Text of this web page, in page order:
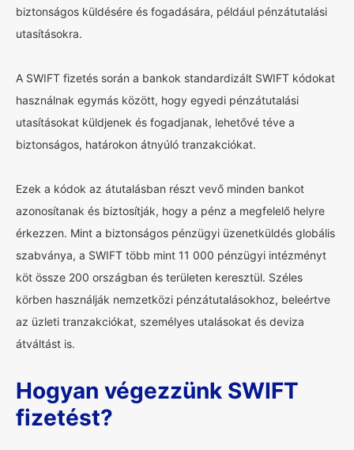
biztonságos küldésére és fogadására, például pénzátutalási
utasításokra.
A SWIFT fizetés során a bankok standardizált SWIFT kódokat
használnak egymás között, hogy egyedi pénzátutalási
utasításokat küldjenek és fogadjanak, lehetővé téve a
biztonságos, határokon átnyúló tranzakciókat.
Ezek a kódok az átutalásban részt vevő minden bankot
azonosítanak és biztosítják, hogy a pénz a megfelelő helyre
érkezzen. Mint a biztonságos pénzügyi üzenetküldés globális
szabványa, a SWIFT több mint 11 000 pénzügyi intézményt
köt össze 200 országban és területen keresztül. Széles
körben használják nemzetközi pénzátutalásokhoz, beleértve
az üzleti tranzakciókat, személyes utalásokat és deviza
átváltást is.
Hogyan végezzünk SWIFT
fizetést?